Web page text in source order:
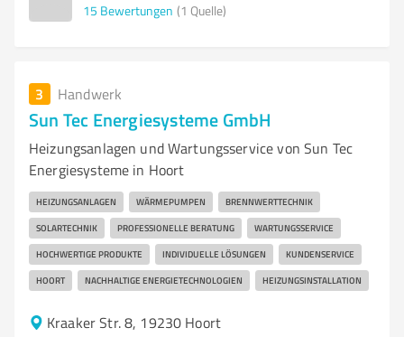
15 Bewertungen (1 Quelle)
3 Handwerk
Sun Tec Energiesysteme GmbH
Heizungsanlagen und Wartungsservice von Sun Tec
Energiesysteme in Hoort
HEIZUNGSANLAGEN WÄRMEPUMPEN BRENNWERTTECHNIK
SOLARTECHNIK PROFESSIONELLE BERATUNG WARTUNGSSERVICE
HOCHWERTIGE PRODUKTE INDIVIDUELLE LÖSUNGEN KUNDENSERVICE
HOORT NACHHALTIGE ENERGIETECHNOLOGIEN HEIZUNGSINSTALLATION
Kraaker Str. 8, 19230 Hoort